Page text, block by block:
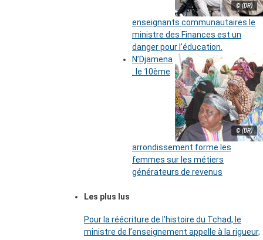
© (DR)
enseignants communautaires le
ministre des Finances est un
danger pour l’éducation.
© (DR)
N’Djamena
: le 10ème
arrondissement forme les
femmes sur les métiers
générateurs de revenus
Les plus lus
Pour la réécriture de l’histoire du Tchad, le
ministre de l’enseignement appelle à la rigueur,